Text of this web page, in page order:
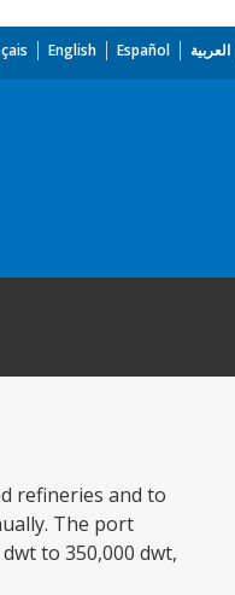
English Español العربية
refineries and to
The port
to 350,000 dwt,